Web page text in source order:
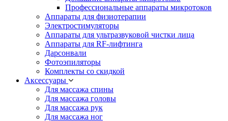
Профессиональные аппараты микротоков
Аппараты для физиотерапии
Электростимуляторы
Аппараты для ультразвуковой чистки лица
Аппараты для RF-лифтинга
Дарсонвали
Фотоэпиляторы
Комплекты со скидкой
Аксессуары
Для массажа спины
Для массажа головы
Для массажа рук
Для массажа ног